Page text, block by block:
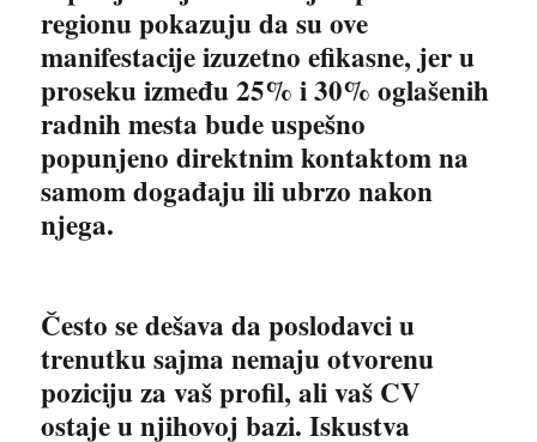
regionu pokazuju da su ove
manifestacije izuzetno efikasne, jer u
proseku između 25% i 30% oglašenih
radnih mesta bude uspešno
popunjeno direktnim kontaktom na
samom događaju ili ubrzo nakon
njega.
Često se dešava da poslodavci u
trenutku sajma nemaju otvorenu
poziciju za vaš profil, ali vaš CV
ostaje u njihovoj bazi. Iskustva